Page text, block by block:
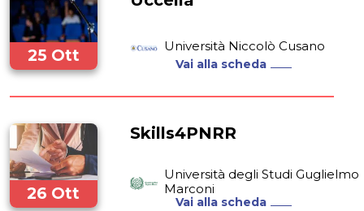
25 Ott
Università Niccolò Cusano
Vai alla scheda
26 Ott
Skills4PNRR
Università degli Studi Guglielmo
Marconi
Vai alla scheda